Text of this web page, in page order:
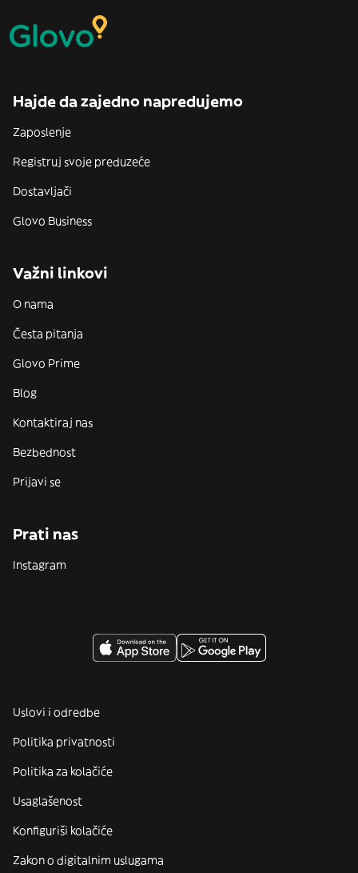
Hajde da zajedno napredujemo
Zaposlenje
Registruj svoje preduzeće
Dostavljači
Glovo Business
Važni linkovi
O nama
Česta pitanja
Glovo Prime
Blog
Kontaktiraj nas
Bezbednost
Prijavi se
Prati nas
Instagram
Uslovi i odredbe
Politika privatnosti
Politika za kolačiće
Usaglašenost
Konfiguriši kolačiće
Zakon o digitalnim uslugama